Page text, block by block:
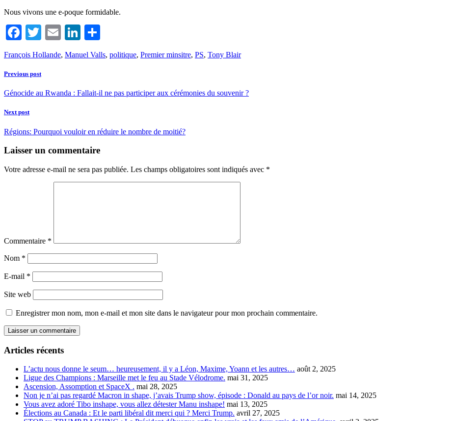
Nous vivons une e-poque formidable.
Facebook
TwitterEmailLinkedIn
François Hollande, Manuel Valls, politique, Premier minsitre, PS, Tony Blair
Previous post
Génocide au Rwanda : Fallait-il ne pas participer aux cérémonies du souvenir ?
Next post
Régions: Pourquoi vouloir en réduire le nombre de moitié?
Laisser un commentaire
Votre adresse e-mail ne sera pas publiée. Les champs obligatoires sont indiqués avec *
Commentaire *
Nom *
E-mail *
Site web
Enregistrer mon nom, mon e-mail et mon site dans le navigateur pour mon prochain commentaire.
Articles récents
L’actu nous donne le seum… heureusement, il y a Léon, Maxime, Yoann et les autres… août 2, 2025
Ligue des Champions : Marseille met le feu au Stade Vélodrome. mai 31, 2025
Ascension, Assomption et SpaceX . mai 28, 2025
Non je n’ai pas regardé Macron in shape, j’avais Trump show, épisode : Donald au pays de l’or noir. mai 14, 2025
Vous avez adoré Tibo inshape, vous allez détester Manu inshape! mai 13, 2025
Élections au Canada : Et le parti libéral dit merci qui ? Merci Trump. avril 27, 2025